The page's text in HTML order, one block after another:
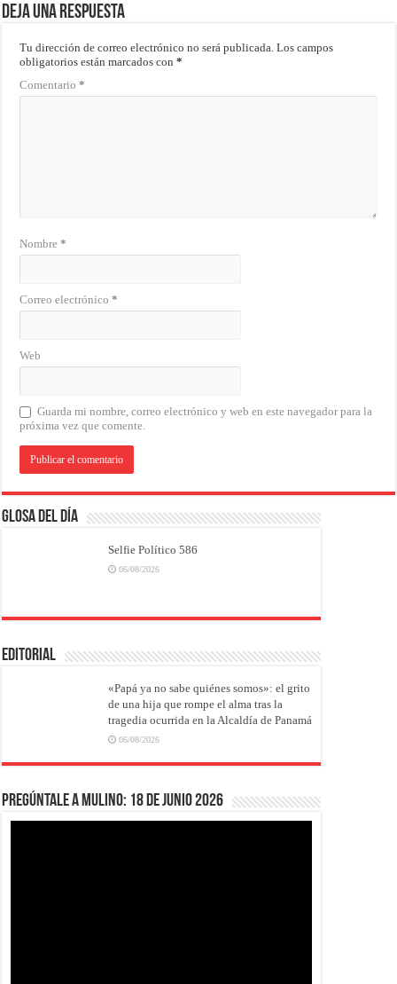
Deja una respuesta
Tu dirección de correo electrónico no será publicada. Los campos
obligatorios están marcados con*
Comentario*
Nombre*
Correo electrónico*
Web
Guarda mi nombre, correo electrónico y web en este navegador para la
próxima vez que comente.
Glosa del Día
Selfie Político 586
06/08/2026
EDITORIAL
«Papá ya no sabe quiénes somos»: el grito
de una hija que rompe el alma tras la
tragedia ocurrida en la Alcaldía de Panamá
06/08/2026
Pregúntale a Mulino: 18 de junio 2026